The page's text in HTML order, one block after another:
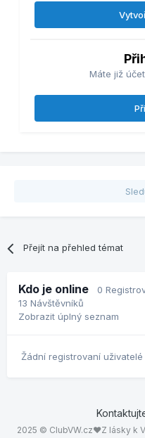
Máte již
Přejít na přehled témat
Kdo je online 0
13 Návštěvníků
Zobrazit úplný seznam
Žádní registrovaní
2025 © ClubVW.cz❤Z lásky k